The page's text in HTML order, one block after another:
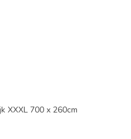
XXXL 700 x 260cm